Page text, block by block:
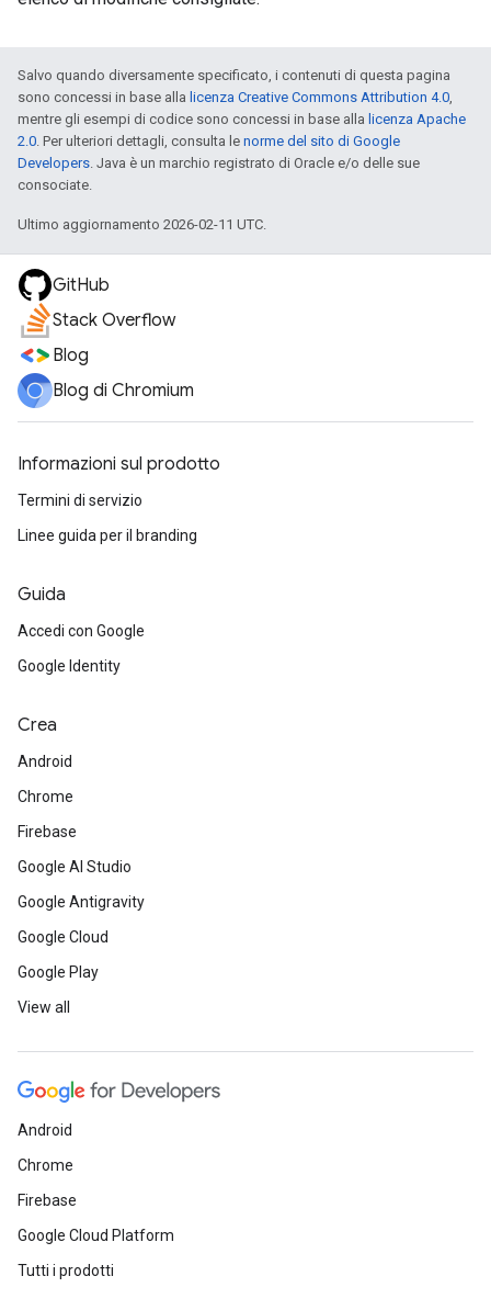
Salvo quando diversamente specificato, i contenuti di questa pagina
sono concessi in base alla licenza Creative Commons Attribution 4.0,
mentre gli esempi di codice sono concessi in base alla licenza Apache
2.0. Per ulteriori dettagli, consulta le norme del sito di Google
Developers. Java è un marchio registrato di Oracle e/o delle sue
consociate.
Ultimo aggiornamento 2026-02-11 UTC.
GitHub
Stack Overflow
Blog
Blog di Chromium
Informazioni sul prodotto
Termini di servizio
Linee guida per il branding
Guida
Accedi con Google
Google Identity
Crea
Android
Chrome
Firebase
Google AI Studio
Google Antigravity
Google Cloud
Google Play
View all
Android
Chrome
Firebase
Google Cloud Platform
Tutti i prodotti